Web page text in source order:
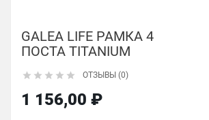
GALEA LIFE РАМКА 4
ПОСТА TITANIUM
     ОТЗЫВЫ (0)
1 156,00 ₽